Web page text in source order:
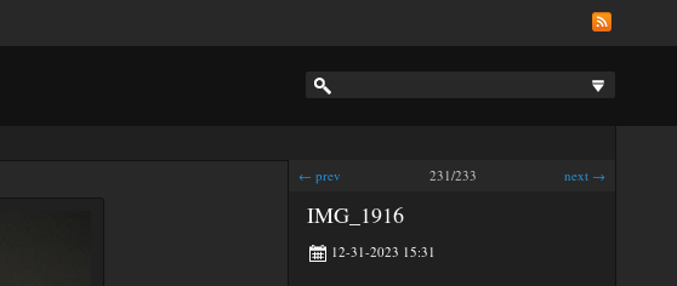
← prev
next →
231/233
IMG_1916
12-31-2023 15:31